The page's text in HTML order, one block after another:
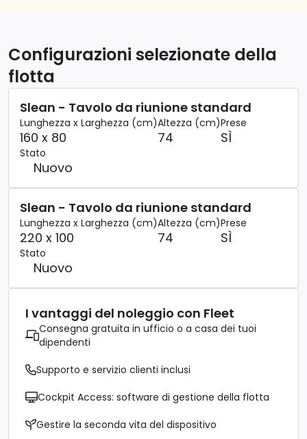
Configurazioni selezionate della
flotta
Slean - Tavolo da riunione standard
Lunghezza x Larghezza (cm)
160 x 80
Altezza (cm)
74
Prese
SÌ
Stato
Nuovo
Slean - Tavolo da riunione standard
Lunghezza x Larghezza (cm)
220 x 100
Altezza (cm)
74
Prese
SÌ
Stato
Nuovo
I vantaggi del noleggio con Fleet
Consegna gratuita in ufficio o a casa dei tuoi
dipendenti
Supporto e servizio clienti inclusi
Cockpit Access: software di gestione della flotta
Gestire la seconda vita del dispositivo